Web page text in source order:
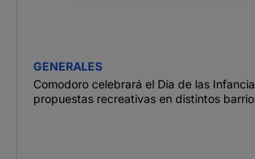
GENERALES
Comodoro celebrará el Día de las
propuestas recreativas en distintos